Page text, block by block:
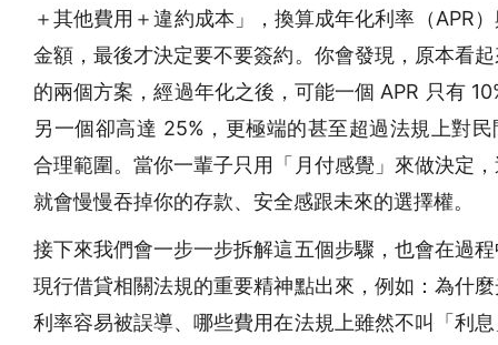
＋其他費用＋違約成本」，換算成年化利率（APR
金額，最後才決定要不要簽約。你會發現，原本看
的兩個方案，經過年化之後，可能一個 APR 只有
另一個卻高達 25%，更極端的甚至超過法規上對
合理範圍。當你一輩子只用「月付感覺」來做決定
就會慢慢吞掉你的存款、安全感跟未來的選擇權。
接下來我們會一步一步拆解這五個步驟，也會在過
現行借貸相關法規的重要精神點出來，例如：為什
利率容易被誤導、哪些費用在法規上雖然不叫「利